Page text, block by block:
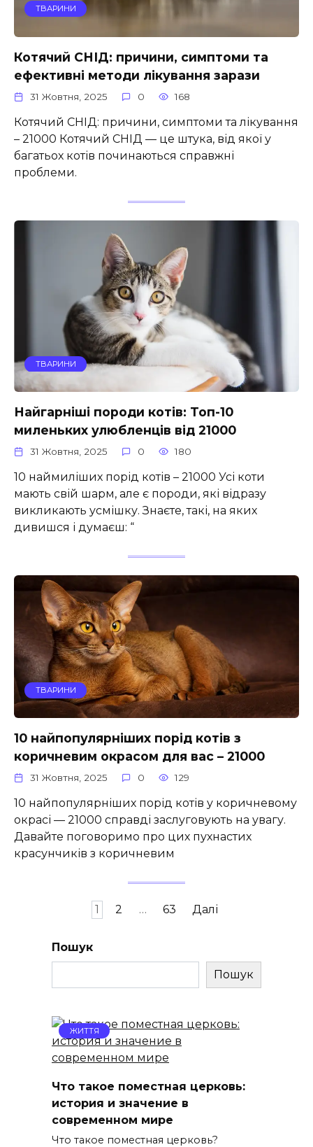
ТВАРИНИ
Котячий СНІД: причини, симптоми та
ефективні методи лікування зарази
31 Жовтня, 2025 0 168
Котячий СНІД: причини, симптоми та лікування
– 21000 Котячий СНІД — це штука, від якої у
багатьох котів починаються справжні
проблеми.
ТВАРИНИ
Найгарніші породи котів: Топ-10
миленьких улюбленців від 21000
31 Жовтня, 2025 0 180
10 наймиліших порід котів – 21000 Усі коти
мають свій шарм, але є породи, які відразу
викликають усмішку. Знаєте, такі, на яких
дивишся і думаєш: “
ТВАРИНИ
10 найпопулярніших порід котів з
коричневим окрасом для вас – 21000
31 Жовтня, 2025 0 129
10 найпопулярніших порід котів у коричневому
окрасі — 21000 справді заслуговують на увагу.
Давайте поговоримо про цих пухнастих
красунчиків з коричневим
1 2 … 63 Далі
Пошук
Пошук
ЖИТТЯ
Что такое поместная церковь:
история и значение в
современном мире
Что такое поместная церковь?